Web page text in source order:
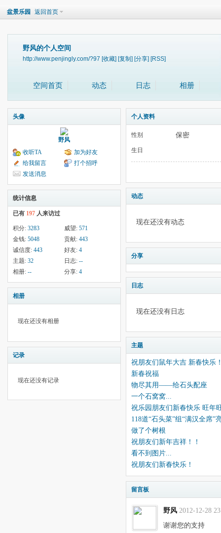
盆景乐园 返回首页
野风的个人空间
http://www.penjingly.com/?97 [收藏] [复制] [分享] [RSS]
空间首页 动态 日志 相册
头像
野风
收听TA
加为好友
给我留言
打个招呼
发送消息
统计信息
已有 197 人来访过
积分: 3283 威望: 571
金钱: 5048 贡献: 443
诚信度: 443 好友: 4
主题: 32 日志: --
相册: -- 分享: 4
相册
现在还没有相册
记录
现在还没有记录
个人资料
性别 保密
生日
动态
现在还没有动态
分享
日志
现在还没有日志
主题
祝朋友们鼠年大吉 新春快乐
新春祝福
物尽其用——给石头配座
一个石窝窝...
祝乐园朋友们新春快乐 旺年
118道“石头菜”组“满汉全席”
做了个树根
祝朋友们新年吉祥！！
看不到图片...
祝朋友们新春快乐！
留言板
野风 2012-12-28
谢谢您的支持